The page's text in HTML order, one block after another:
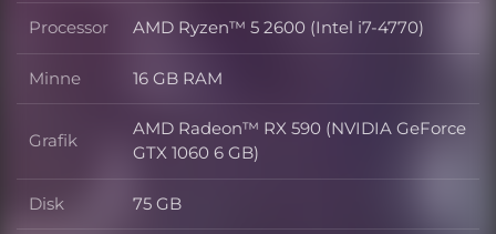
Processor Processor
AMD Ryzen™ 5 2600 (Intel i7-4770)
Minne Minne
16 GB RAM
Grafik Grafik
AMD Radeon™ RX 590 (NVIDIA GeForce
GTX 1060 6 GB)
Disk Disk
75 GB